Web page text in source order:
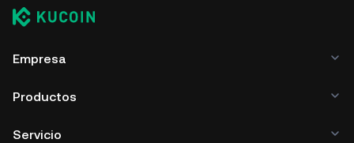
Empresa
Productos
Servicio